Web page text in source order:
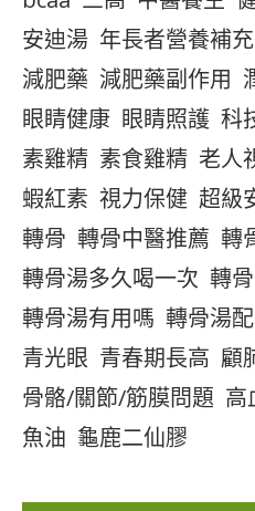
安迪湯 年長者營養補充
減肥藥 減肥藥副作用
眼睛健康 眼睛照護 科
素雞精 素食雞精 老人
蝦紅素 視力保健 超級
轉骨 轉骨中醫推薦 轉
轉骨湯多久喝一次 轉
轉骨湯有用嗎 轉骨湯
青光眼 青春期長高 顧
骨骼/關節/筋膜問題 高
魚油 龜鹿二仙膠